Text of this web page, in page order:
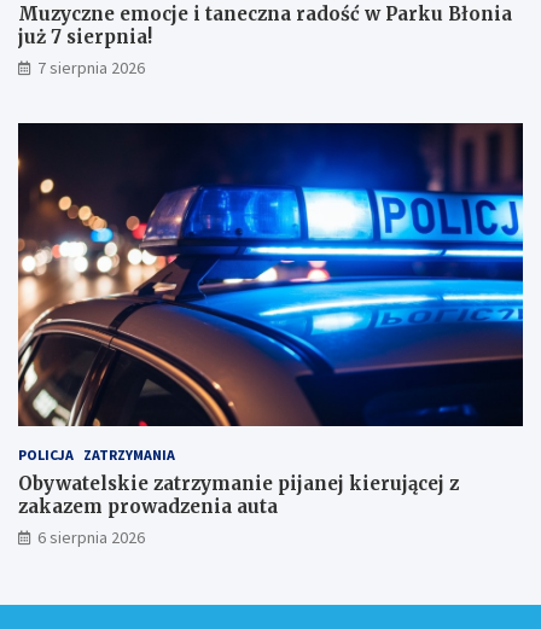
i
w
y
k
a
m
Muzyczne emocje i taneczna radość w Parku Błonia
już 7 sierpnia!
7 sierpnia 2026
POLICJA ZATRZYMANIA
Obywatelskie zatrzymanie pijanej kierującej z
zakazem prowadzenia auta
6 sierpnia 2026